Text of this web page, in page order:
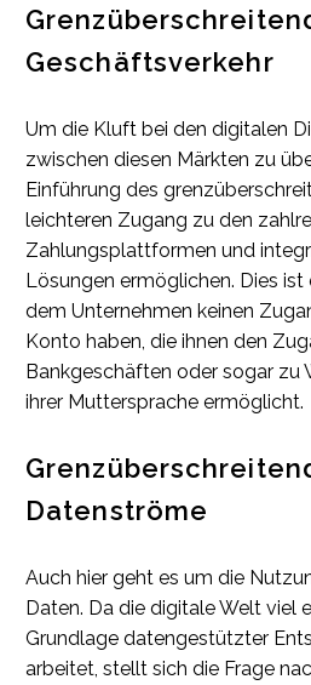
Geschäftsverkehr
Um die Kluft bei den digitalen
zwischen diesen Märkten zu
Einführung des
leichteren Zugang zu den
Zahlungsplattformen und
Lösungen ermöglichen. Dies ist
dem Unternehmen keinen
Konto haben, die ihnen den
Bankgeschäften oder sogar zu
ihrer Muttersprache ermöglicht.
Datenströme
Auch hier geht es um die
Daten. Da die digitale Welt viel
Grundlage datengestützter
arbeitet, stellt sich die Frage